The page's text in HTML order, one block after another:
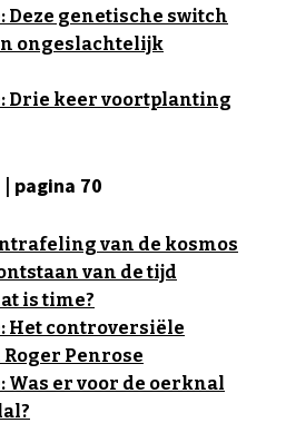
Deze genetische switch
ongeslachtelijk
Drie keer voortplanting
pagina 70
van de kosmos
van de tijd
is time?
Het controversiële
Penrose
Was er voor de oerknal